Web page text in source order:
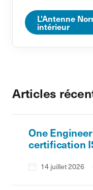
L'Antenne
intérieur
Articles
One
certification
14 juillet 2026